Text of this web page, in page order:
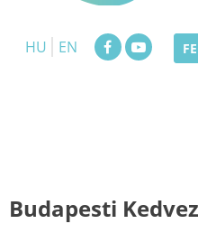
HU
EN
Budapesti